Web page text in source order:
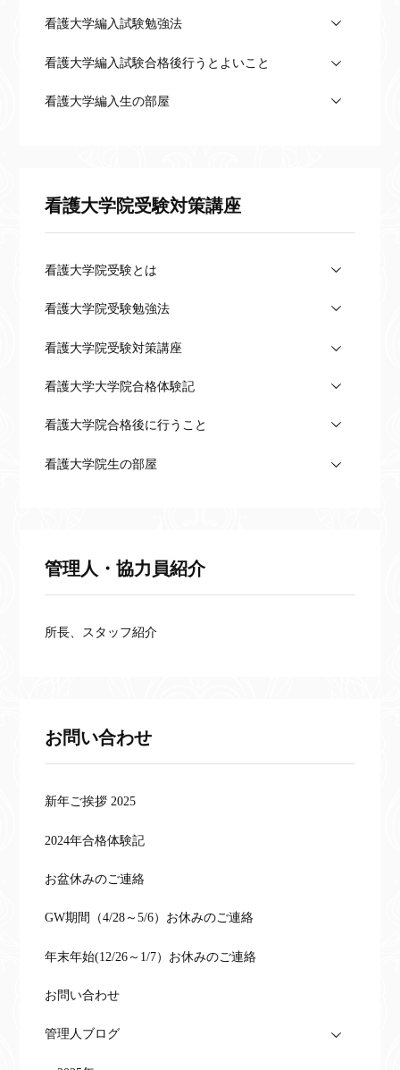
看護大学編入試験勉強法
看護大学編入試験合格後行うとよいこと
看護大学編入生の部屋
看護大学院受験対策講座
看護大学院受験とは
看護大学院受験勉強法
看護大学院受験対策講座
看護大学大学院合格体験記
看護大学院合格後に行うこと
看護大学院生の部屋
管理人・協力員紹介
所長、スタッフ紹介
お問い合わせ
新年ご挨拶 2025
2024年合格体験記
お盆休みのご連絡
GW期間（4/28～5/6）お休みのご連絡
年末年始(12/26～1/7）お休みのご連絡
お問い合わせ
管理人ブログ